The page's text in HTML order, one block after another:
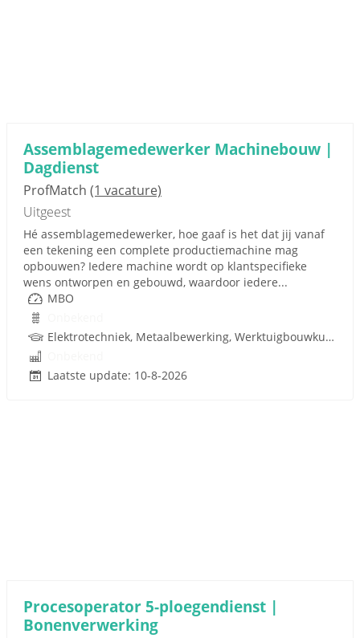
Assemblagemedewerker Machinebouw |
Dagdienst
ProfMatch (1 vacature)
Uitgeest
Hé assemblagemedewerker, hoe gaaf is het dat jij vanaf
een tekening een complete productiemachine mag
opbouwen? Iedere machine wordt op klantspecifieke
wens ontworpen en gebouwd, waardoor iedere...
MBO
Elektrotechniek, Metaalbewerking, Werktuigbouwkunde, Hydrauliek, Pneumatiek, Techniek
Laatste update: 10-8-2026
Procesoperator 5-ploegendienst |
Bonenverwerking